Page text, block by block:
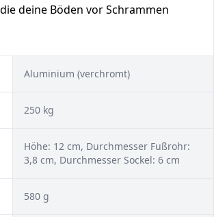
deine Böden vor Schrammen
Aluminium (verchromt)
250 kg
Höhe: 12 cm, Durchmesser Fußrohr:
3,8 cm, Durchmesser Sockel: 6 cm
580 g